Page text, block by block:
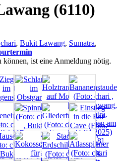
(6110)
chari, Bukit Lawang, Sumatra,
ist eine Anmeldung nötig.